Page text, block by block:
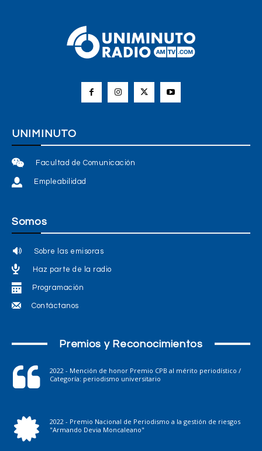
UNIMINUTO
Facultad de Comunicación
Empleabilidad
Somos
Sobre las emisoras
Haz parte de la radio
Programación
Contáctanos
Premios y Reconocimientos
2022 - Mención de honor Premio CPB al mérito periodístico /
Categoría: periodismo universitario
2022 - Premio Nacional de Periodismo a la gestión de riesgos
"Armando Devia Moncaleano"